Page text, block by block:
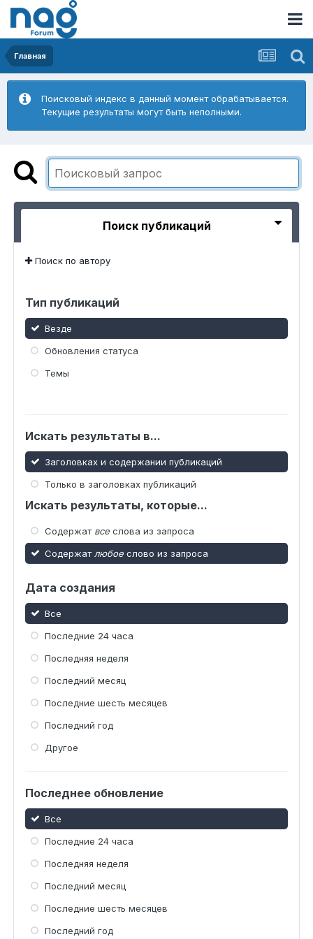
Главная
Поисковый индекс в данный момент обрабатывается.
Текущие результаты могут быть неполными.
Поиск публикаций
Поиск по автору
Тип публикаций
Везде
Обновления статуса
Темы
Искать результаты в...
Заголовках и содержании публикаций
Только в заголовках публикаций
Искать результаты, которые...
Содержат все слова из запроса
Содержат любое слово из запроса
Дата создания
Все
Последние 24 часа
Последняя неделя
Последний месяц
Последние шесть месяцев
Последний год
Другое
Последнее обновление
Все
Последние 24 часа
Последняя неделя
Последний месяц
Последние шесть месяцев
Последний год